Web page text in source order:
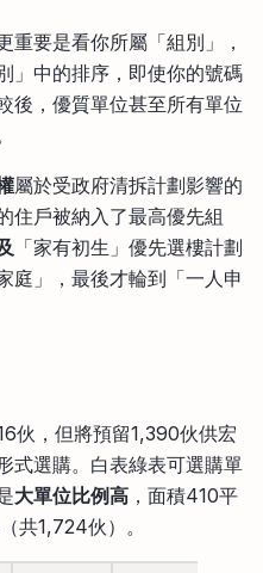
重要是看你所屬「組別」，
」中的排序，即使你的號碼
後，優質單位甚至所有單位
屬於受政府清拆計劃影響的
住戶被納入了最高優先組
「家有初生」優先選樓計劃
庭」，最後才輪到「一人申
伙，但將預留1,390伙供宏
式選購。白表綠表可選購單
大單位比例高 ，面積410平
共1,724伙）。